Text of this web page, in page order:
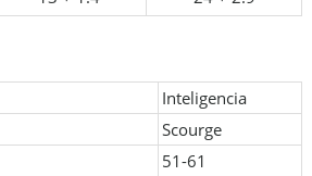
Inteligencia
Scourge
51-61